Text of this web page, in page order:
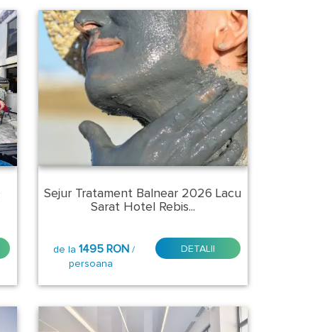
Sejur Tratament Balnear 2026 Lacu
Sarat Hotel Rebis...
de la1495 RON /
persoana
DETALII